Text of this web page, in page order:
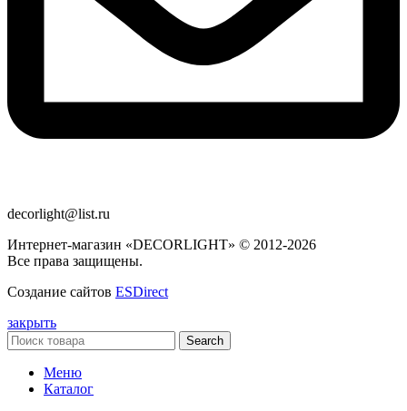
decorlight@list.ru
Интернет-магазин «DECORLIGHT» © 2012-2026
Все права защищены.
Создание сайтов ESDirect
закрыть
Search
Меню
Каталог